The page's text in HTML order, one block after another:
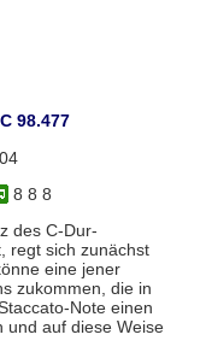
98.477
8 8 8
des C-Dur-
regt sich zunächst
eine jener
zukommen, die in
Note einen
und auf diese Weise